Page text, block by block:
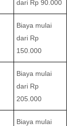
dari Rp 90.000
Biaya mulai
dari Rp
150.000
Biaya mulai
dari Rp
205.000
Biaya mulai